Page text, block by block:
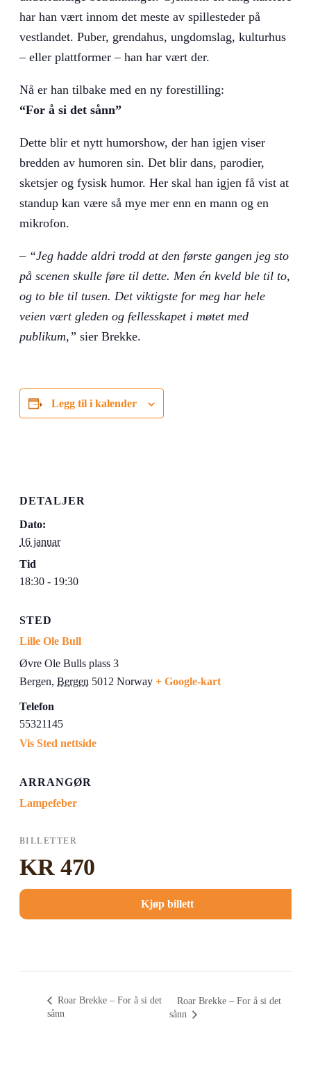
har han vært innom det meste av spillesteder på
vestlandet. Puber, grendahus, ungdomslag, kulturhus
– eller plattformer – han har vært der.
Nå er han tilbake med en ny forestilling:
“For å si det sånn”
Dette blir et nytt humorshow, der han igjen viser
bredden av humoren sin. Det blir dans, parodier,
sketsjer og fysisk humor. Her skal han igjen få vist at
standup kan være så mye mer enn en mann og en
mikrofon.
– “Jeg hadde aldri trodd at den første gangen jeg sto
på scenen skulle føre til dette. Men én kveld ble til to,
og to ble til tusen. Det viktigste for meg har hele
veien vært gleden og fellesskapet i møtet med
publikum,” sier Brekke.
Legg til i kalender
DETALJER
Dato:
16 januar
Tid
18:30 - 19:30
STED
Lille Ole Bull
Øvre Ole Bulls plass 3
Bergen, Bergen 5012 Norway + Google-kart
Telefon
55321145
Vis Sted nettside
ARRANGØR
Lampefeber
BILLETTER
KR 470
Kjøp billett
Roar Brekke – For å si det
sånn
Roar Brekke – For å si det
sånn